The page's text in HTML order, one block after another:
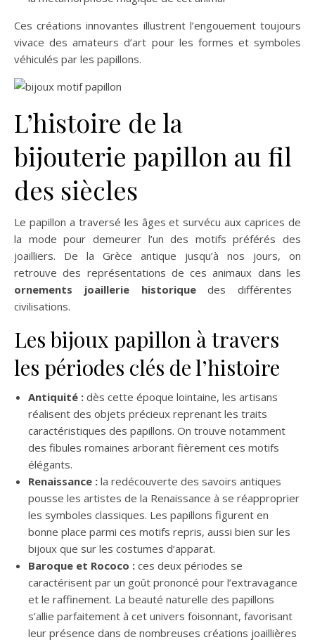
Ces créations innovantes illustrent l’engouement toujours
vivace des amateurs d’art pour les formes et symboles
véhiculés par les papillons.
L’histoire de la
bijouterie papillon au fil
des siècles
Le papillon a traversé les âges et survécu aux caprices de
la mode pour demeurer l’un des motifs préférés des
joailliers. De la Grèce antique jusqu’à nos jours, on
retrouve des représentations de ces animaux dans les
ornements joaillerie historiquedes différentes
civilisations.
Les bijoux papillon à travers
les périodes clés de l’histoire
Antiquité : dès cette époque lointaine, les artisans
réalisent des objets précieux reprenant les traits
caractéristiques des papillons. On trouve notamment
des fibules romaines arborant fièrement ces motifs
élégants.
Renaissance : la redécouverte des savoirs antiques
pousse les artistes de la Renaissance à se réapproprier
les symboles classiques. Les papillons figurent en
bonne place parmi ces motifs repris, aussi bien sur les
bijoux que sur les costumes d’apparat.
Baroque et Rococo : ces deux périodes se
caractérisent par un goût prononcé pour l’extravagance
et le raffinement. La beauté naturelle des papillons
s’allie parfaitement à cet univers foisonnant, favorisant
leur présence dans de nombreuses créations joaillières